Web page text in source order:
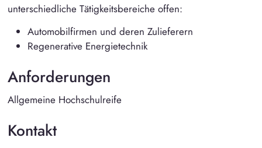
unterschiedliche Tätigkeitsbereiche offen:
Automobilfirmen und deren Zulieferern
Regenerative Energietechnik
Anforderungen
Allgemeine Hochschulreife
Kontakt